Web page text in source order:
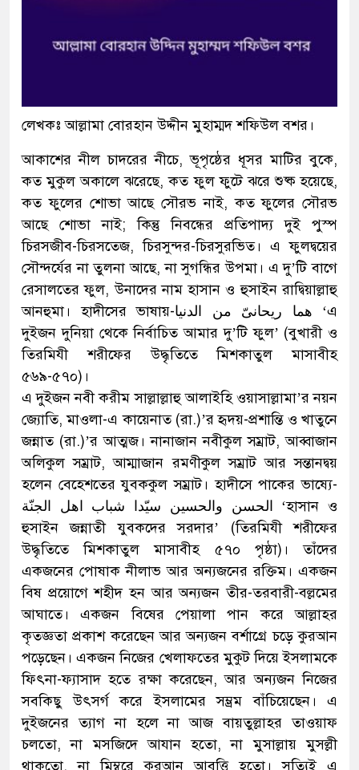
লেখকঃ আল্লামা বোরহান উদ্দীন মুহাম্মদ শফিউল বশর।
আকাশের নীল চাদরের নীচে, ভূপৃষ্ঠের ধূসর মাটির বুকে,
কত মুকুল অকালে ঝরেছে, কত ফুল ফুটে ঝরে শুষ্ক হয়েছে,
কত ফুলের শোভা আছে সৌরভ নাই, কত ফুলের সৌরভ
আছে শোভা নাই; কিন্তু নিবন্ধের প্রতিপাদ্য দুই পুস্প
চিরসজীব-চিরসতেজ, চিরসুন্দর-চিরসুরভিত। এ ফুলদ্বয়ের
সৌন্দর্যের না তুলনা আছে, না সুগন্ধির উপমা। এ দু’টি বাগে
রেসালতের ফুল, উনাদের নাম হাসান ও হুসাইন রাদ্বিয়াল্লাহু
আনহুমা। হাদীসের ভাষায়-هما ريحانىّ من الدنيا ‘এ
দুইজন দুনিয়া থেকে নির্বাচিত আমার দু’টি ফুল’ (বুখারী ও
তিরমিযী শরীফের উদ্ধৃতিতে মিশকাতুল মাসাবীহ
৫৬৯-৫৭০)।
এ দুইজন নবী করীম সাল্লাল্লাহু আলাইহি ওয়াসাল্লামা’র নয়ন
জ্যোতি, মাওলা-এ কায়েনাত (রা.)’র হৃদয়-প্রশান্তি ও খাতুনে
জন্নাত (রা.)’র আত্মজ। নানাজান নবীকুল সম্রাট, আব্বাজান
অলিকুল সম্রাট, আম্মাজান রমণীকুল সম্রাট আর সন্তানদ্বয়
হলেন বেহেশতের যুবককুল সম্রাট। হাদীসে পাকের ভাষ্যে-
الحسن والحسين سيّدا شباب اهل الجنّة ‘হাসান ও
হুসাইন জন্নাতী যুবকদের সরদার’ (তিরমিযী শরীফের
উদ্ধৃতিতে মিশকাতুল মাসাবীহ ৫৭০ পৃষ্ঠা)। তাঁদের
একজনের পোষাক নীলাভ আর অন্যজনের রক্তিম। একজন
বিষ প্রয়োগে শহীদ হন আর অন্যজন তীর-তরবারী-বল্লমের
আঘাতে। একজন বিষের পেয়ালা পান করে আল্লাহর
কৃতজ্ঞতা প্রকাশ করেছেন আর অন্যজন বর্শাগ্রে চড়ে কুরআন
পড়েছেন। একজন নিজের খেলাফতের মুকুট দিয়ে ইসলামকে
ফিৎনা-ফ্যাসাদ হতে রক্ষা করেছেন, আর অন্যজন নিজের
সবকিছু উৎসর্গ করে ইসলামের সম্ভ্রম বাঁচিয়েছেন। এ
দুইজনের ত্যাগ না হলে না আজ বায়তুল্লাহর তাওয়াফ
চলতো, না মসজিদে আযান হতো, না মুসাল্লায় মুসল্লী
থাকতো, না মিম্বরে কুরআন আবৃত্তি হতো। সত্যিই এ